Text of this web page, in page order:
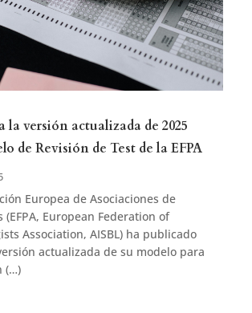
la versión actualizada de 2025
de Revisión de Test de la EFPA
Europea de Asociaciones de
(EFPA, European Federation of
Association, AISBL) ha publicado
actualizada de su modelo para
(…)